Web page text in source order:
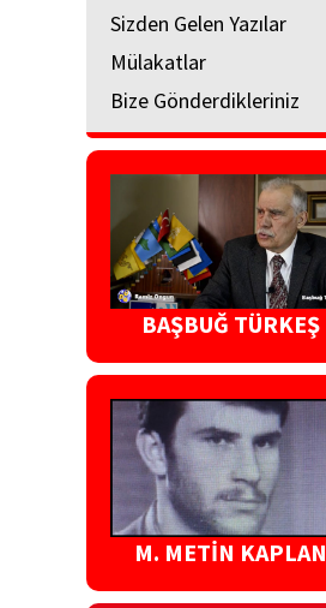
Sizden Gelen Yazılar
Mülakatlar
Bize Gönderdikleriniz
BAŞBUĞ TÜRKEŞ
M. METİN KAPLAN